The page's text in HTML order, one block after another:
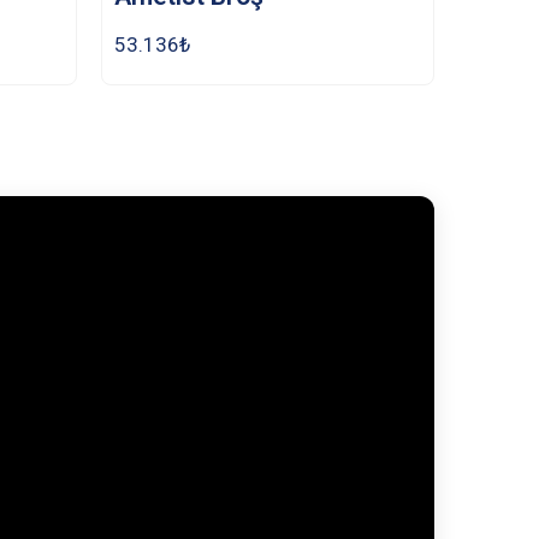
53.136₺